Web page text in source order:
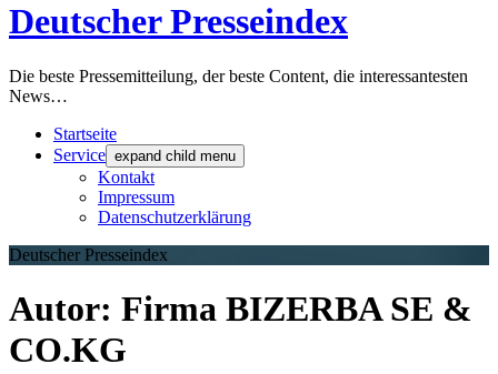
Deutscher Presseindex
Die beste Pressemitteilung, der beste Content, die interessantesten
News…
Startseite
Service expand child menu
Kontakt
Impressum
Datenschutzerklärung
Deutscher Presseindex
Autor: Firma BIZERBA SE &
CO.KG